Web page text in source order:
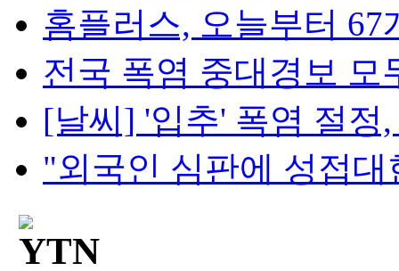
홈플러스, 오늘부터 67
전국 폭염 중대경보 모
[날씨] '입추' 폭염 절정,
"외국인 심판에 성접대